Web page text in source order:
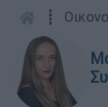
┋